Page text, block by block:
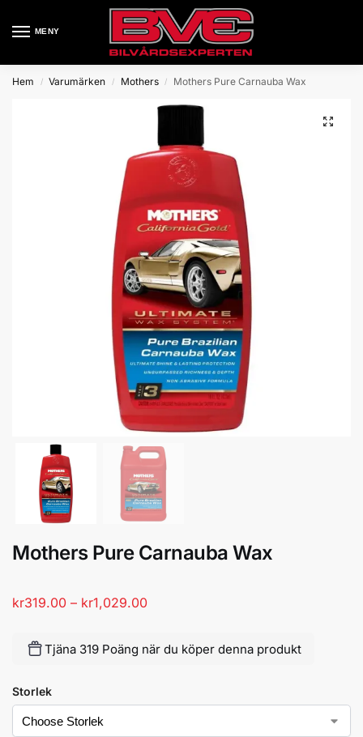
MENY
Hem / Varumärken / Mothers / Mothers Pure Carnauba Wax
Mothers Pure Carnauba Wax
kr319.00 – kr1,029.00
Tjäna 319 Poäng när du köper denna produkt
Storlek